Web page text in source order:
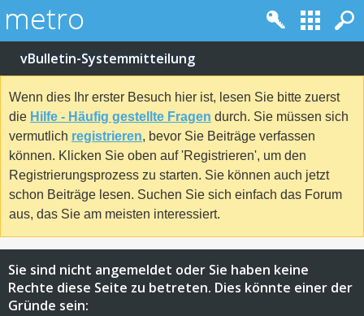
vBulletin-Systemmitteilung
Wenn dies Ihr erster Besuch hier ist, lesen Sie bitte zuerst
die Hilfe - Häufig gestellte Fragen durch. Sie müssen sich
vermutlich registrieren, bevor Sie Beiträge verfassen
können. Klicken Sie oben auf 'Registrieren', um den
Registrierungsprozess zu starten. Sie können auch jetzt
schon Beiträge lesen. Suchen Sie sich einfach das Forum
aus, das Sie am meisten interessiert.
Sie sind nicht angemeldet oder Sie haben keine
Rechte diese Seite zu betreten. Dies könnte einer der
Gründe sein: